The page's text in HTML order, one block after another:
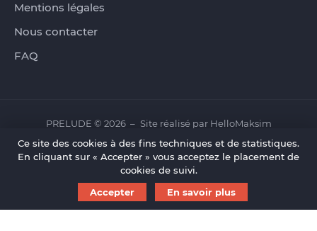
Mentions légales
Nous contacter
FAQ
PRELUDE © 2026 Site réalisé par HelloMaksim
Ce site des cookies à des fins techniques et de statistiques.
En cliquant sur « Accepter » vous acceptez le placement de
cookies de suivi.
Accepter
En savoir plus